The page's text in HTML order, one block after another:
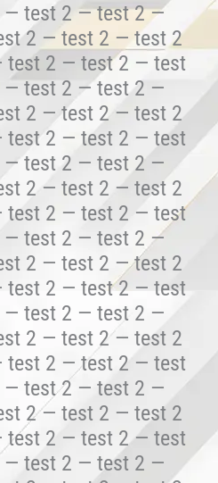
test 2 — test 2 —
2 — test 2 — test 2
2 — test 2 — test
test 2 — test 2 —
2 — test 2 — test 2
2 — test 2 — test
test 2 — test 2 —
2 — test 2 — test 2
2 — test 2 — test
test 2 — test 2 —
2 — test 2 — test 2
2 — test 2 — test
test 2 — test 2 —
2 — test 2 — test 2
2 — test 2 — test
test 2 — test 2 —
2 — test 2 — test 2
2 — test 2 — test
test 2 — test 2 —